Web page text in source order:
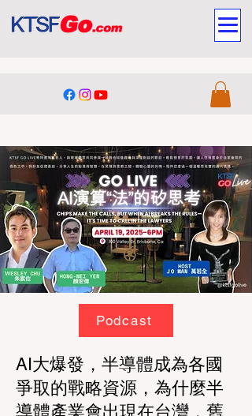
Podcast
AI大爆發，半導體成為各國
爭取的戰略資源，為什麼半
導體產業會出現在台灣，舊